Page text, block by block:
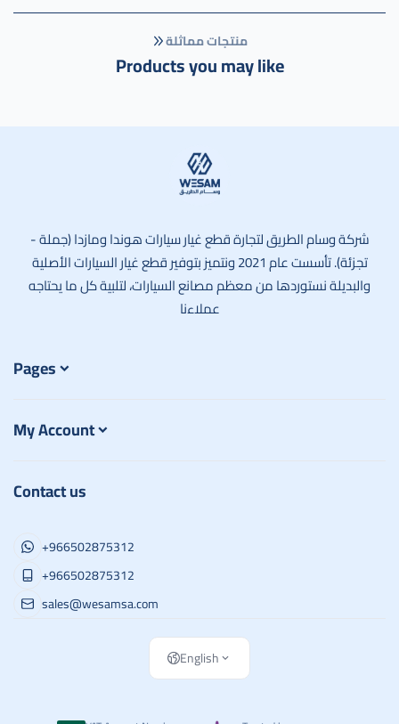
اكورد
crv
منتجات مماثلة
Products you may like
شركة وسام الطريق لتجارة قطع غيار سيارات هوندا ومازدا (جملة -
تجزئة). تأسست عام 2021 ونتميز بتوفير قطع غيار السيارات الأصلية
والبديلة نستوردها من معظم مصانع السيارات، لتلبية كل ما يحتاجه
عملاءنا
Pages
My Account
Contact us
+966502875312
+966502875312
sales@wesamsa.com
English